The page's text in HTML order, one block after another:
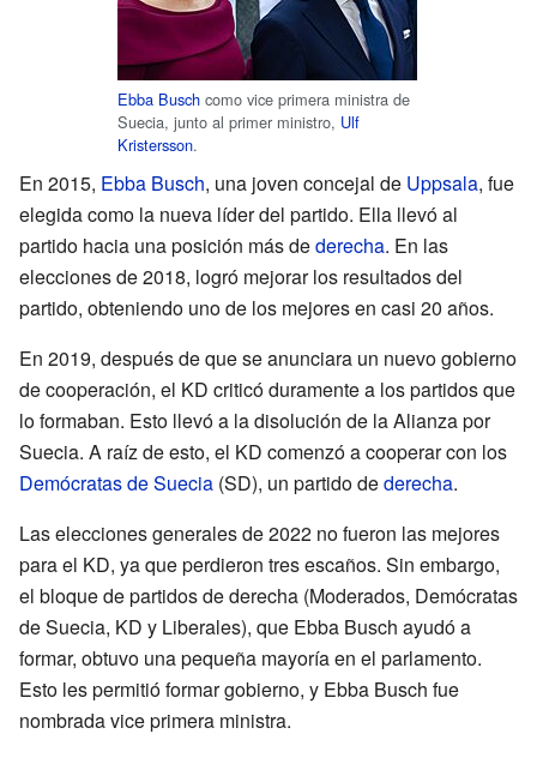
Ebba Busch como vice primera ministra de
Suecia, junto al primer ministro, Ulf
Kristersson.
En 2015, Ebba Busch, una joven concejal de Uppsala, fue
elegida como la nueva líder del partido. Ella llevó al
partido hacia una posición más dederecha. En las
elecciones de 2018, logró mejorar los resultados del
partido, obteniendo uno de los mejores en casi 20 años.
En 2019, después de que se anunciara un nuevo gobierno
de cooperación, el KD criticó duramente a los partidos que
lo formaban. Esto llevó a la disolución de la Alianza por
Suecia. A raíz de esto, el KD comenzó a cooperar con los
Demócratas de Suecia (SD), un partido dederecha.
Las elecciones generales de 2022 no fueron las mejores
para el KD, ya que perdieron tres escaños. Sin embargo,
el bloque de partidos de derecha (Moderados, Demócratas
de Suecia, KD y Liberales), que Ebba Busch ayudó a
formar, obtuvo una pequeña mayoría en el parlamento.
Esto les permitió formar gobierno, y Ebba Busch fue
nombrada vice primera ministra.